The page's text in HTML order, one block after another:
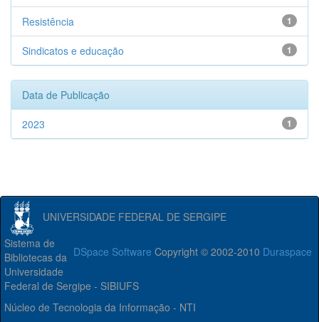
1
Resistência
1
Sindicatos e educação
Data de Publicação
1
2023
UNIVERSIDADE FEDERAL DE SERGIPE
DSpace Software Copyright © 2002-2010 Duraspace
Sistema de
Bibliotecas da
Universidade
Federal de Sergipe - SIBIUFS
Núcleo de Tecnologia da Informação - NTI